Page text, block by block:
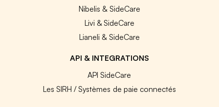
Nibelis & SideCare
Livi & SideCare
Lianeli & SideCare
API & INTEGRATIONS
API SideCare
Les SIRH / Systèmes de paie connectés